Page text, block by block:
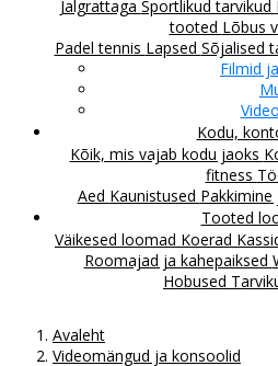
Jalgrattaga Sportlikud tarvikud
tooted Lõbus
Padel tennis Lapsed Sõjalised
Filmid
Kodu,
Kõik, mis vajab kodu jaoks
fitness
Aed Kaunistused
Tooted
Väikesed loomad Koerad
Roomajad ja kahepaiksed
Hobused
Avaleht
Videomängud ja konsoolid